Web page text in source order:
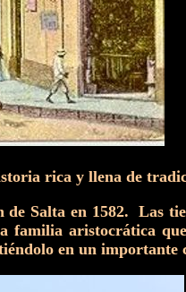
rica y llena de
Salta en 1582. Las
familia aristocrática
en un importante